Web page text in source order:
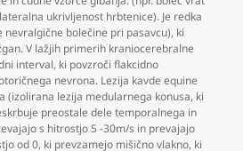
ukrivljenost hrbtenice). Je redka
nevralgične bolečine pri pasavcu), ki
V lažjih primerih kraniocerebralne
interval, ki povzroči flakcidno
nevrona. Lezija kavde equine
(izolirana lezija medularnega konusa, ki
preostale dele temporalnega in
s hitrostjo 5 -30m/s in prevajajo
od 0, ki prevzamejo mišično vlakno, ki